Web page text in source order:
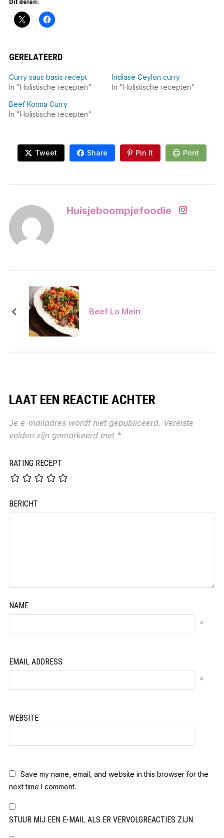
Dit delen:
GERELATEERD
Curry saus basis recept
In "Holistische recepten"
Indiase Ceylon curry
In "Holistische recepten"
Beef Korma Curry
In "Holistische recepten"
Tweet Share Pin It Print
Huisjeboompjefoodie
Beef Lo Mein
LAAT EEN REACTIE ACHTER
Je e-mailadres wordt niet gepubliceerd. Vereiste
velden zijn gemarkeerd met *
RATING RECEPT
BERICHT
NAME
*
EMAIL ADDRESS
*
WEBSITE
Save my name, email, and website in this browser for the
next time I comment.
STUUR MIJ EEN E-MAIL ALS ER VERVOLGREACTIES ZIJN.